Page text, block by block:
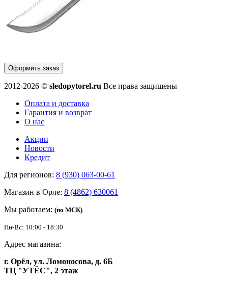
Оформить заказ
2012-2026 © sledopytorel.ru Все права защищены
Оплата и доставка
Гарантия и возврат
О нас
Акции
Новости
Кредит
Для регионов: 8 (930) 063-00-61
Магазин в Орле: 8 (4862) 630061
Мы работаем: (по МСК)
Пн-Вс: 10:00 - 18:30
Адрес магазина:
г. Орёл, ул. Ломоносова, д. 6Б
ТЦ "УТЁС", 2 этаж